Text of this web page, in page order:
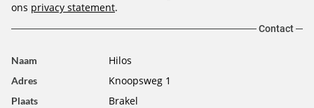
ons privacy statement.
Contact
Naam Hilos
Adres Knoopsweg 1
Plaats Brakel